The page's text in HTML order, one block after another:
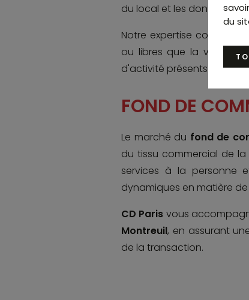
du local et les données
Notre expertise couvre
ou libres que la
d'activité présents à
FOND DE
Le marché du fond de
du tissu commercial de la
services à la personne
dynamiques en matière
CD Paris vous
Montreuil, en assurant
de la transaction.
du